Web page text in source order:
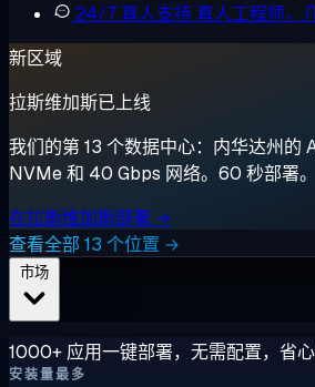
24/7 真人支持 真人工程师，
新区域
拉斯维加斯已上线
我们的第 13 个数据中心：内华达州的
NVMe 和 40 Gbps 网络。60 秒部署。
在拉斯维加斯部署 →
查看全部 13 个位置 →
1000+ 应用一键部署，无需配置，省心
安装量最多